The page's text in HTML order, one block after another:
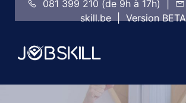
081 399 210 (de 9h à 17h) |
skill.be | Version BETA